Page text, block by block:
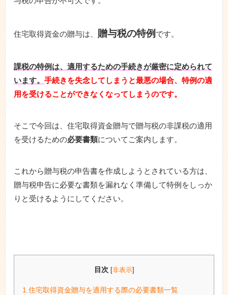
住宅取得資金の贈与は、 贈与税の特例 です。
課税の特例は、適用するための手続きが厳密に定められて
います。 手続きを失念してしまうと最悪の場合、特例の適
用を受けることができなくなってしまうのです。
そこで今回は、住宅取得資金贈与で贈与税の非課税の適用
を受けるための必要書類についてご案内します。
これから贈与税の申告書を作成しようとされている方は、
贈与税申告に必要な書類を漏れなく準備して特例をしっか
りと受けるようにしてください。
目次 [非表示]
1.住宅取得資金贈与を適用する際の必要書類一覧